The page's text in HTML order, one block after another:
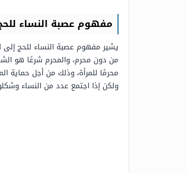
مفهوم عصبة النساء
يشير مفهوم عصبة النساء للحج إلى
من دون محرم، والمحرم شرعًا هو
محرمًا للمرأة، وذلك من أجل حماية
ولكن إذا اجتمع عدد من النساء